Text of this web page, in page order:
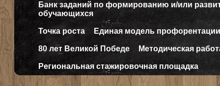
Банк заданий по формированию и/или
обучающихся
Точка роста Единая модель профорентации
80 лет Великой Победе Методическая
Региональная стажировочная площадка